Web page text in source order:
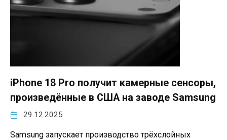
iPhone 18 Pro получит камерные сенсоры,
произведённые в США на заводе Samsung
29.12.2025
Samsung запускает производство трёхслойных